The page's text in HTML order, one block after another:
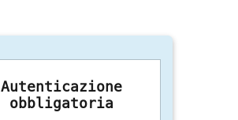
Autenticazione
obbligatoria